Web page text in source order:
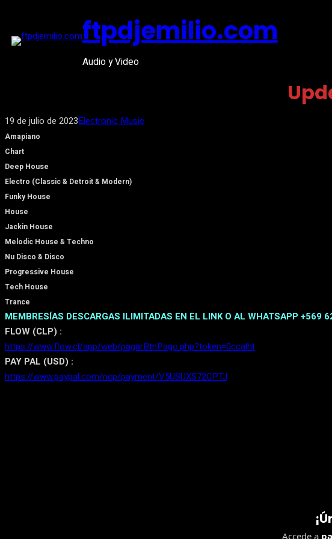
contenido
ftpdjemilio.com
Audio y Video
19 de julio de 2023Electronic Music
Amapiano
Chart
Deep House
Electro (Classic & Detroit & Modern)
Funky House
House
Jackin House
Melodic House & Techno
Nu Disco & Disco
Progressive House
Tech House
Trance
MEMBRESÍAS DESCARGAS ILIMITADAS EN EL LINK O AL WHATSAPP +569
FLOW (CLP) :
https://www.flow.cl/app/web/pagarBtnPago.php?token=0ccalht
PAY PAL (USD) :
https://www.paypal.com/ncp/payment/V5USUXS72CPTJ
Accede a